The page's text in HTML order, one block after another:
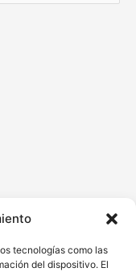
tecnologías como las
del dispositivo. El